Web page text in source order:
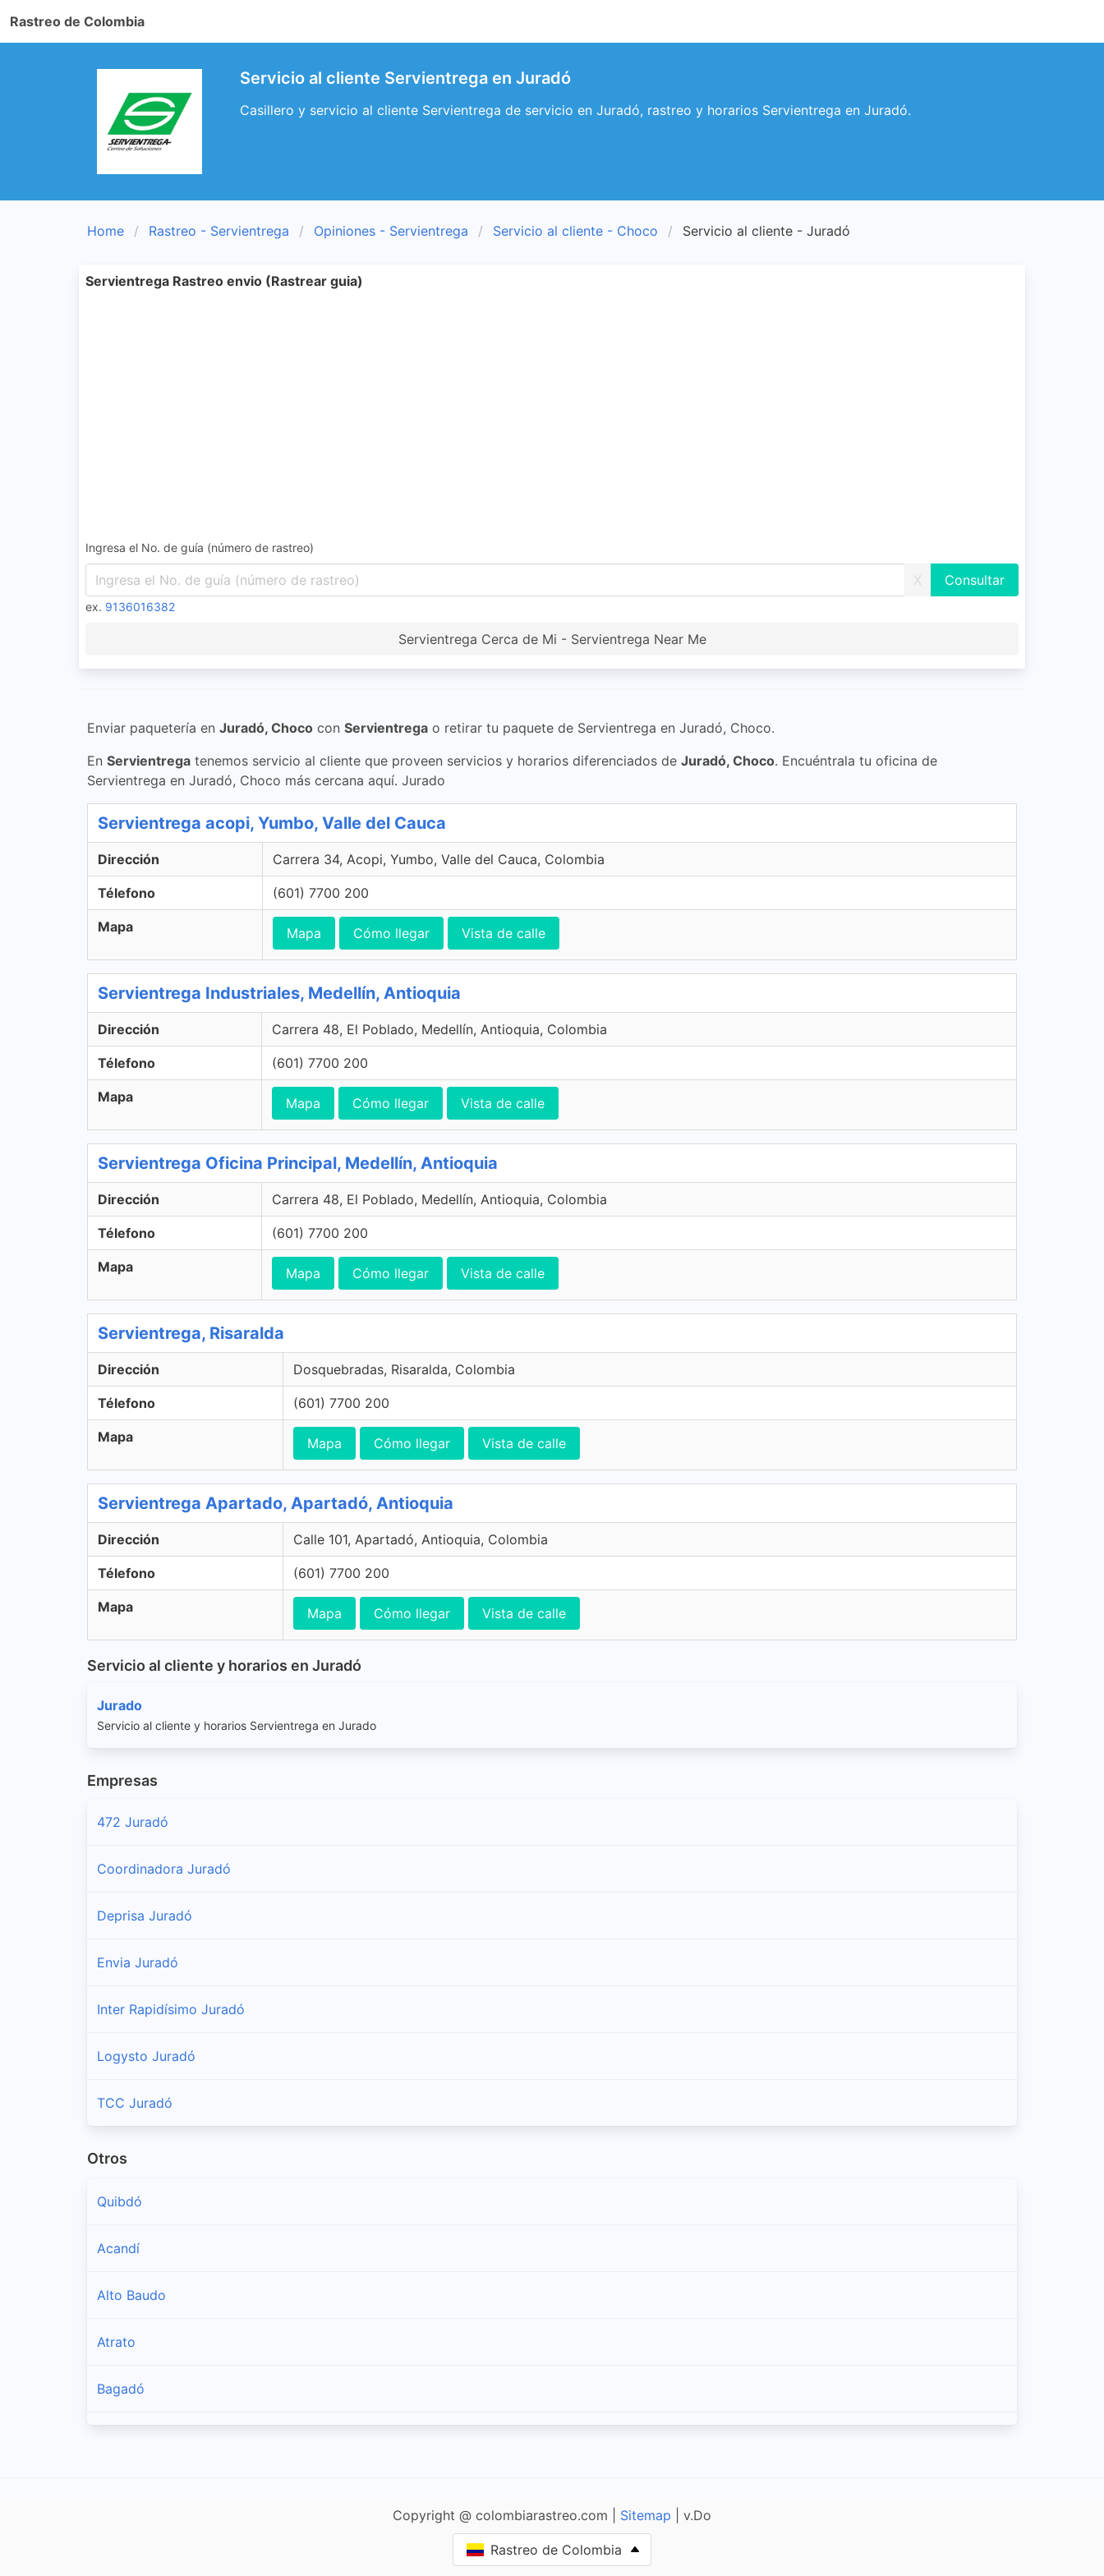
Rastreo de Colombia
Servicio al cliente Servientrega en Juradó
Casillero y servicio al cliente Servientrega de servicio en Juradó, rastreo y horarios Servientrega en Juradó.
Home Rastreo - Servientrega Opiniones - Servientrega Servicio al cliente - Choco Servicio al cliente - Juradó
Servientrega Rastreo envio (Rastrear guia)
Ingresa el No. de guía (número de rastreo)
X
ex. 9136016382
Servientrega Cerca de Mi - Servientrega Near Me
Enviar paquetería en Juradó, Choco con Servientrega o retirar tu paquete de Servientrega en Juradó, Choco.
En Servientrega tenemos servicio al cliente que proveen servicios y horarios diferenciados de Juradó, Choco. Encuéntrala tu oficina de
Servientrega en Juradó, Choco más cercana aquí. Jurado
Servientrega acopi, Yumbo, Valle del Cauca
Dirección Carrera 34, Acopi, Yumbo, Valle del Cauca, Colombia
Télefono (601) 7700 200
Mapa Mapa Cómo llegar Vista de calle
Servientrega Industriales, Medellín, Antioquia
Dirección Carrera 48, El Poblado, Medellín, Antioquia, Colombia
Télefono (601) 7700 200
Mapa Mapa Cómo llegar Vista de calle
Servientrega Oficina Principal, Medellín, Antioquia
Dirección Carrera 48, El Poblado, Medellín, Antioquia, Colombia
Télefono (601) 7700 200
Mapa Mapa Cómo llegar Vista de calle
Servientrega, Risaralda
Dirección Dosquebradas, Risaralda, Colombia
Télefono (601) 7700 200
Mapa Mapa Cómo llegar Vista de calle
Servientrega Apartado, Apartadó, Antioquia
Dirección Calle 101, Apartadó, Antioquia, Colombia
Télefono (601) 7700 200
Mapa Mapa Cómo llegar Vista de calle
Servicio al cliente y horarios en Juradó
Jurado
Servicio al cliente y horarios Servientrega en Jurado
Empresas
472 Juradó
Coordinadora Juradó
Deprisa Juradó
Envia Juradó
Inter Rapidísimo Juradó
Logysto Juradó
TCC Juradó
Otros
Quibdó
Acandí
Alto Baudo
Atrato
Bagadó
Copyright @ colombiarastreo.com | Sitemap | v.Do
Rastreo de Colombia